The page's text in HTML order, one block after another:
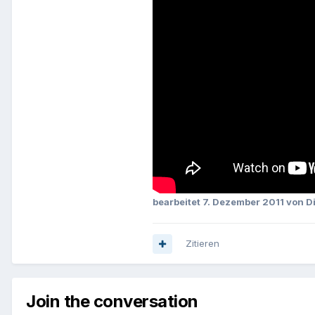
bearbeitet 7. Dezember 2011 von
Zitieren
Join the conversation